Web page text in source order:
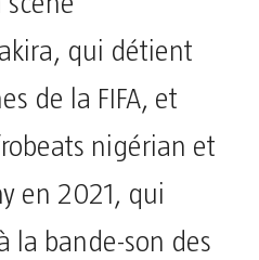
qui détient
de la FIFA, et
nigérian et
en 2021, qui
la bande-son des